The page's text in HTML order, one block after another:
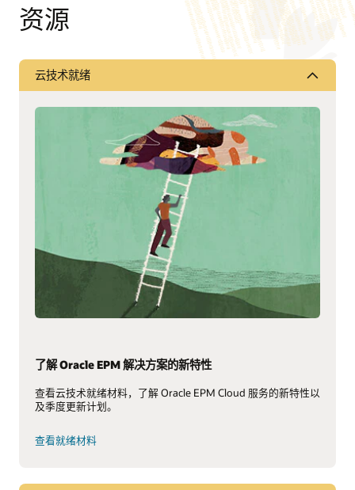
资源
云技术就绪
了解 Oracle EPM 解决方案的新特性
查看云技术就绪材料，了解 Oracle EPM Cloud 服务的新特性以
及季度更新计划。
查看就绪材料